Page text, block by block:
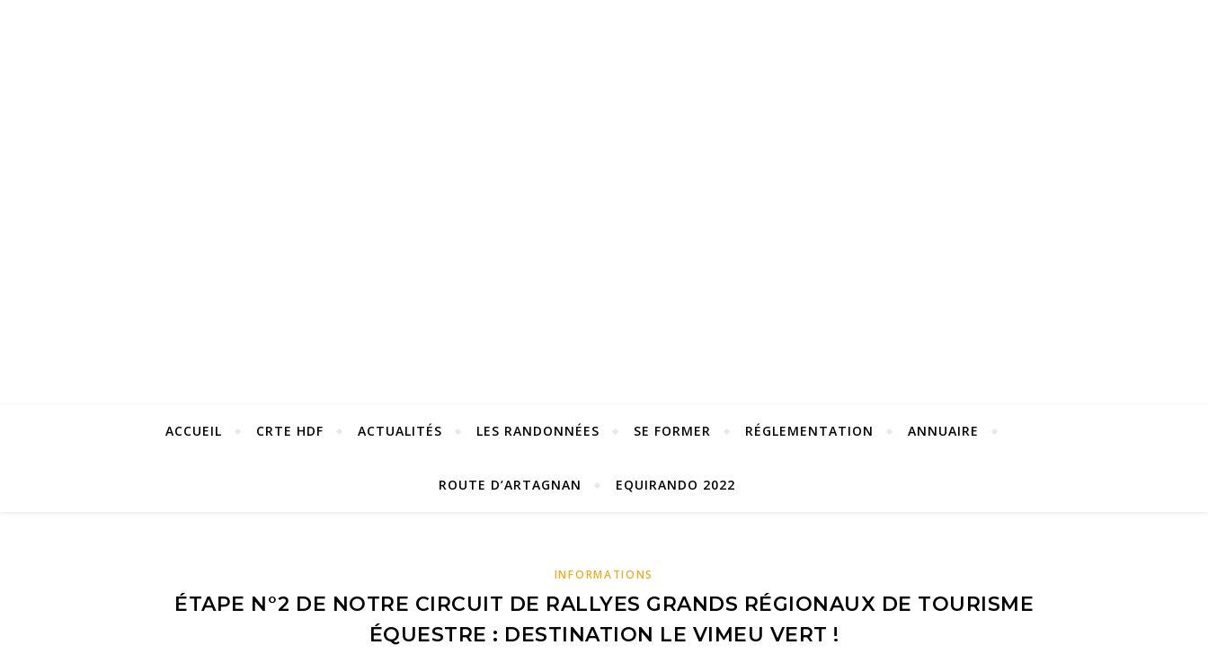
ACCUEIL CRTE HDF ACTUALITÉS LES RANDONNÉES SE FORMER RÉGLEMENTATION ANNUAIRE
ROUTE D’ARTAGNAN EQUIRANDO 2022
INFORMATIONS
ÉTAPE N°2 DE NOTRE CIRCUIT DE RALLYES GRANDS RÉGIONAUX DE TOURISME
ÉQUESTRE : DESTINATION LE VIMEU VERT !